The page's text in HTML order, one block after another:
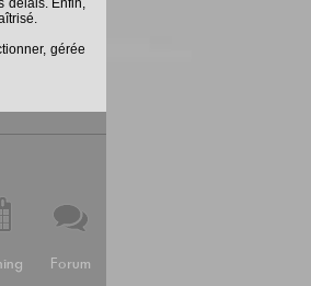
délais. Enfin,
gérée
Forum